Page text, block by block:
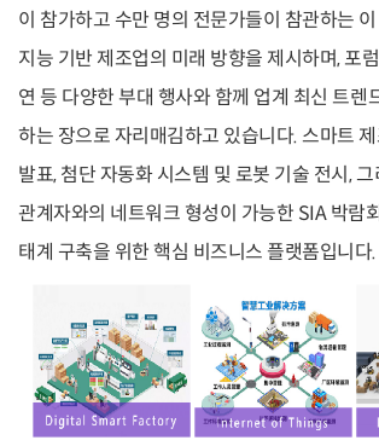
이 참가하고 수만 명의 전문가들이 참관하는
지능 기반 제조업의 미래 방향을 제시하며, 포
연 등 다양한 부대 행사와 함께 업계 최신 트렌
하는 장으로 자리매김하고 있습니다. 스마트
발표, 첨단 자동화 시스템 및 로봇 기술 전시,
관계자와의 네트워크 형성이 가능한 SIA 박람
태계 구축을 위한 핵심 비즈니스 플랫폼입니다.